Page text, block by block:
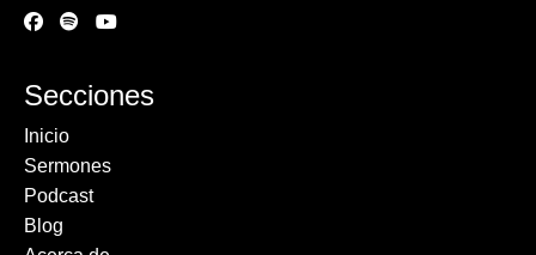
Secciones
Inicio
Sermones
Podcast
Blog